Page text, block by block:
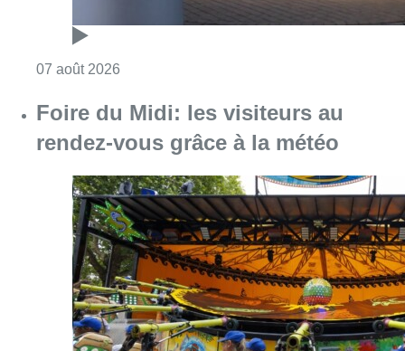
07 août 2026 Consulter l'article "Foire du Midi: les
Les Bruxellois respectent mieux les
zones 30 ?